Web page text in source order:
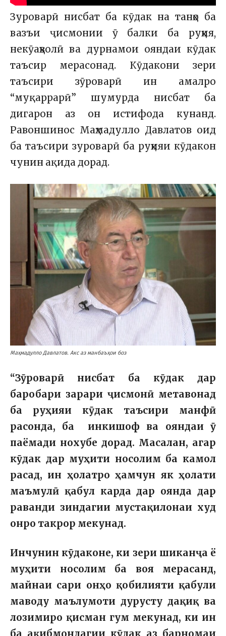
Зуроварӣ нисбат ба кӯдак на танҳо ба
вазъи ҷисмонии ӯ балки ба руҳия,
некӯаҳволӣ ва дурнамои ояндаи кӯдак
таъсир мерасонад. Кӯдакони зери
таъсири зӯроварӣ ин амалро
“муқаррарӣ” шумурда нисбат ба
дигарон аз он истифода кунанд.
Равоншинос Маҳмадулло Давлатов оид
ба таъсири зуроварӣ ба руҳияи кӯдакон
чунин ақида дорад.
Маҳмадулло Давлатов. Акс аз манбаъҳои боз
“Зӯроварӣ нисбат ба кӯдак дар
баробари зарари ҷисмонӣ метавонад
ба руҳияи кӯдак таъсири манфӣ
расонда, ба инкишоф ва ояндаи ӯ
паёмади нохубе дорад. Масалан, агар
кӯдак дар муҳити носолим ба камол
расад, ин ҳолатро ҳамчун як ҳолати
маъмулӣ қабул карда дар оянда дар
раванди зиндагии мустақилонаи худ
онро такрор мекунад.
Инчунин кӯдаконе, ки зери шиканҷа ё
муҳити носолим ба воя мерасанд,
майнаи сари онҳо қобилияти қабули
маводу маълумоти дурусту дақиқ ва
лозимиро қисман гум мекунад, ки ин
ба ақибмондагии кӯдак аз барномаи